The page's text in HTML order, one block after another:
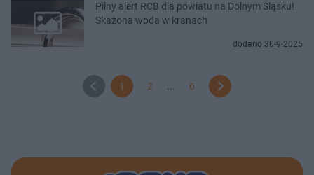
Pilny alert RCB dla powiatu na Dolnym Śląsku!
Skażona woda w kranach
dodano 30-9-2025
1 2 ... 6